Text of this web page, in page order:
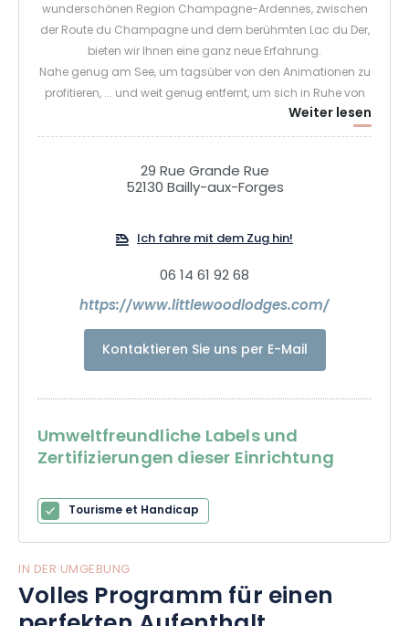
wunderschönen Region Champagne-Ardennes, zwischen
der Route du Champagne und dem berühmten Lac du Der,
bieten wir Ihnen eine ganz neue Erfahrung.
Nahe genug am See, um tagsüber von den Animationen zu
profitieren, ... und weit genug entfernt, um sich in Ruhe von
einem ereignisreichen Tag zu erholen, weit weg vom
Touristenrummel und den Mücken. Nutzen Sie einzigartige
der umgebenden Natur zu verbinden, dem Gesang der
Vögel zu lauschen.
Weiter lesen
29 Rue Grande Rue
52130 Bailly-aux-Forges
Ich fahre mit dem Zug hin!
06 14 61 92 68
https://www.littlewoodlodges.com/
Kontaktieren Sie uns per E-Mail
Umweltfreundliche Labels und
Zertifizierungen dieser Einrichtung
Tourisme et Handicap
IN DER UMGEBUNG
Volles Programm für einen